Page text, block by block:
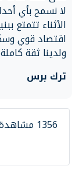
لا نسمح بأي
الأثناء تتمتع
اقتصاد قوي
ولدينا ثقة
ترك برس
1356 مشاهدة